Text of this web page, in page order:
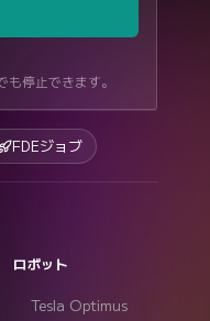
停止できます。
FDEジョブ
ロボット
Tesla Optimus